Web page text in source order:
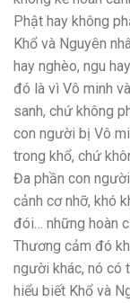
Phật hay không
Khổ và Nguyên
hay nghèo, ngu
đó là vì Vô minh
sanh, chứ không
con người bị Vô
trong khổ, chứ
Đa phần con
cảnh cơ nhỡ, khó
đói… những hoàn
Thương cảm đó
người khác, nó có
hiểu biết Khổ và